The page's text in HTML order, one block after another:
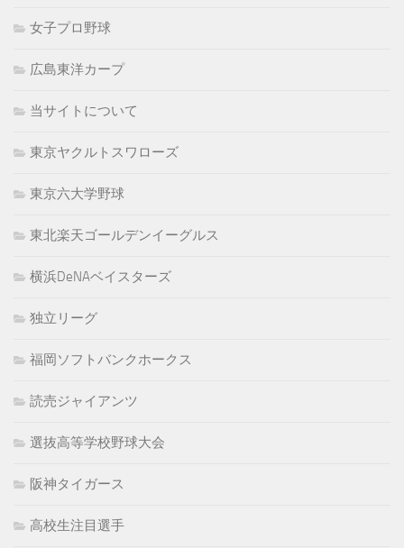
女子プロ野球
広島東洋カープ
当サイトについて
東京ヤクルトスワローズ
東京六大学野球
東北楽天ゴールデンイーグルス
横浜DeNAベイスターズ
独立リーグ
福岡ソフトバンクホークス
読売ジャイアンツ
選抜高等学校野球大会
阪神タイガース
高校生注目選手